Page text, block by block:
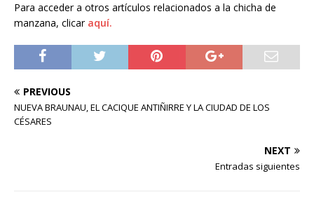
Para acceder a otros artículos relacionados a la chicha de
manzana, clicar aquí.
PREVIOUS
NUEVA BRAUNAU, EL CACIQUE ANTIÑIRRE Y LA CIUDAD DE LOS
CÉSARES
NEXT
Entradas siguientes